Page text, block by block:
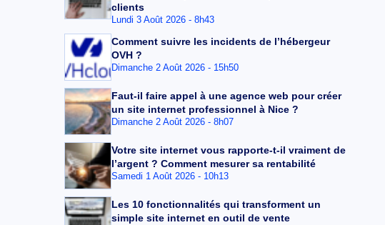
clients
Lundi 3 Août 2026 - 8h43
Comment suivre les incidents de l’hébergeur
OVH ?
Dimanche 2 Août 2026 - 15h50
Faut-il faire appel à une agence web pour créer
un site internet professionnel à Nice ?
Dimanche 2 Août 2026 - 8h07
Votre site internet vous rapporte-t-il vraiment de
l’argent ? Comment mesurer sa rentabilité
Samedi 1 Août 2026 - 10h13
Les 10 fonctionnalités qui transforment un
simple site internet en outil de vente